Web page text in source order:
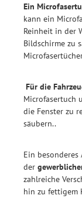
Ein
kann ein
Reinheit in der
Bildschirme zu
Für die
Microfasertuch
die Fenster zu
säubern..
Ein
der
zahlreiche
hin zu fettigem